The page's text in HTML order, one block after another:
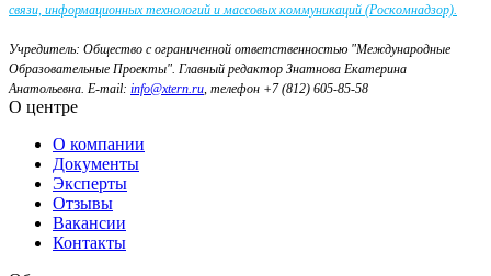
связи, информационных технологий и массовых коммуникаций (Роскомнадзор).
Учредитель: Общество с ограниченной ответственностью "Международные
Образовательные Проекты". Главный редактор Знатнова Екатерина
Анатольевна. E-mail: info@xtern.ru, телефон +7 (812) 605-85-58
О центре
О компании
Документы
Эксперты
Отзывы
Вакансии
Контакты